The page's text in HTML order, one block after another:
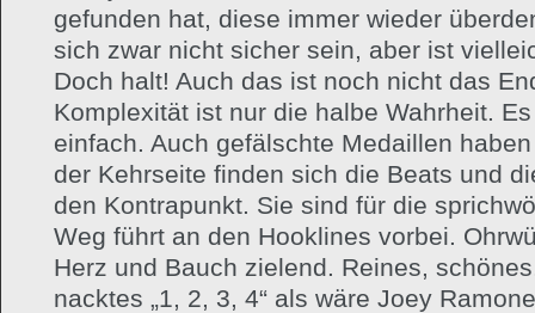
gefunden hat, diese immer wieder
sich zwar nicht sicher sein, aber ist
Doch halt! Auch das ist noch nicht das
Komplexität ist nur die halbe Wahrheit.
einfach. Auch gefälschte Medaillen
der Kehrseite finden sich die Beats und
den Kontrapunkt. Sie sind für die
Weg führt an den Hooklines vorbei.
Herz und Bauch zielend. Reines,
nacktes „1, 2, 3, 4“ als wäre Joey